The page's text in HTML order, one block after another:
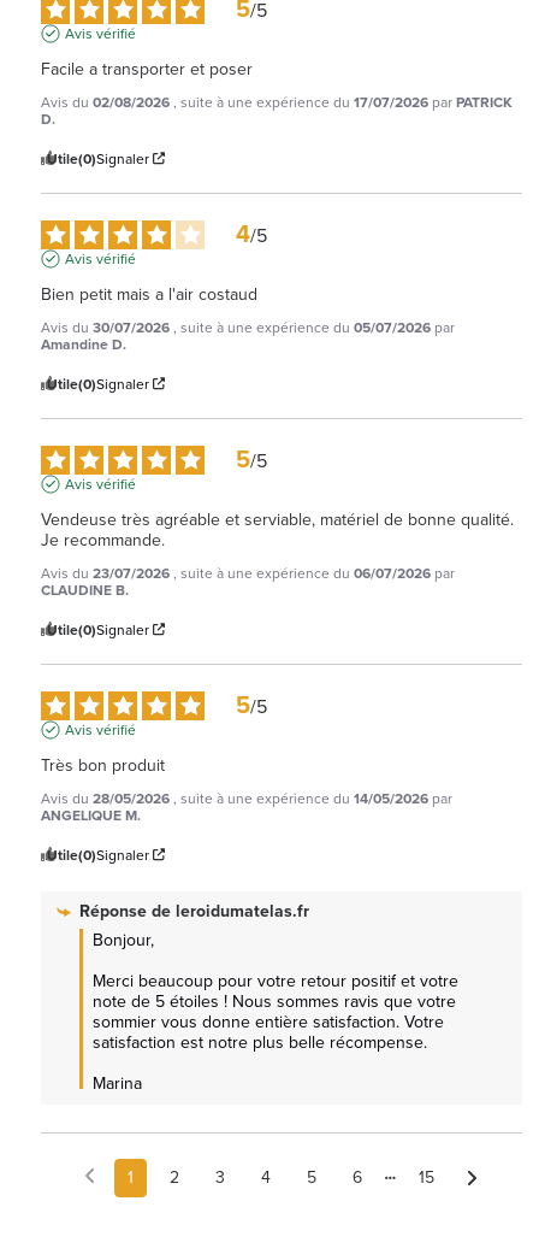
5/5
Avis vérifié
Facile a transporter et poser
Avis du 02/08/2026, suite à une expérience du 17/07/2026 parPATRICK
D.
Utile(0)Signaler
4/5
Avis vérifié
Bien petit mais a l'air costaud
Avis du 30/07/2026, suite à une expérience du 05/07/2026 par
Amandine D.
Utile(0)Signaler
5/5
Avis vérifié
Vendeuse très agréable et serviable, matériel de bonne qualité.
Je recommande.
Avis du 23/07/2026, suite à une expérience du 06/07/2026 par
CLAUDINE B.
Utile(0)Signaler
5/5
Avis vérifié
Très bon produit
Avis du 28/05/2026, suite à une expérience du 14/05/2026 par
ANGELIQUE M.
Utile(0)Signaler
Réponse deleroidumatelas.fr
Bonjour,
Merci beaucoup pour votre retour positif et votre
note de 5 étoiles ! Nous sommes ravis que votre
sommier vous donne entière satisfaction. Votre
satisfaction est notre plus belle récompense.
Marina
1 2 3 4 5 6 15